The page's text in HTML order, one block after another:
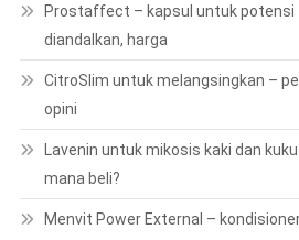
Prostaffect – kapsul untuk potensi
diandalkan, harga
CitroSlim untuk melangsingkan –
opini
Lavenin untuk mikosis kaki dan
mana beli?
Menvit Power External –